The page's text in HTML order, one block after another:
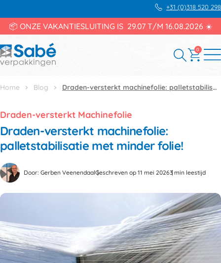
+31 (0)318 520 298
📦 ONZE VAKANTIESLUITING IS 29.07 T/M 16.08.2026 ☀️
0
Home Blog Draden-versterkt machinefolie: palletstabilisatie met minder folie!
Draden-versterkt Machinefolie
Draden-versterkt machinefolie:
palletstabilisatie met minder folie!
Door: Gerben VeenendaalGeschreven op 11 mei 20263 min leestijd